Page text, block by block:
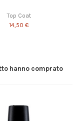
Top Coat
14,50 €
hanno comprato